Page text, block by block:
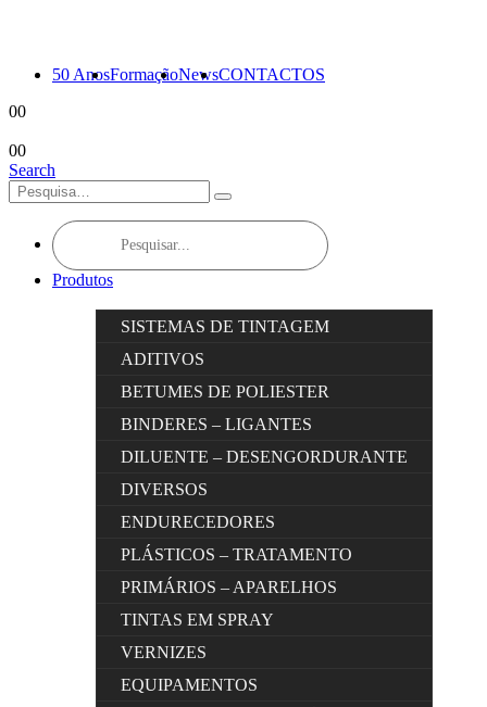
50 AnosFormaçãoNewsCONTACTOS
00
00
Search
Products
search
Produtos
SISTEMAS DE TINTAGEM
ADITIVOS
BETUMES DE POLIESTER
BINDERES – LIGANTES
DILUENTE – DESENGORDURANTE
DIVERSOS
ENDURECEDORES
PLÁSTICOS – TRATAMENTO
PRIMÁRIOS – APARELHOS
TINTAS EM SPRAY
VERNIZES
EQUIPAMENTOS